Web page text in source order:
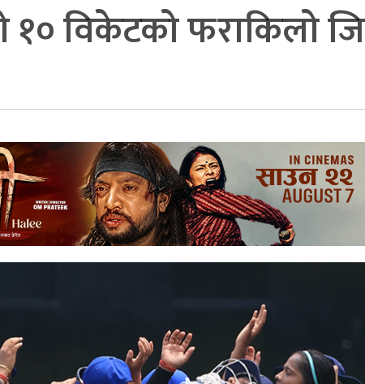
१० विकेटको फराकिलो